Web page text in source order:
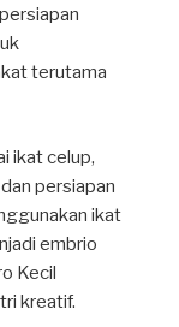
terutama
ikat celup,
persiapan
ikat
embrio
Kecil
kreatif.